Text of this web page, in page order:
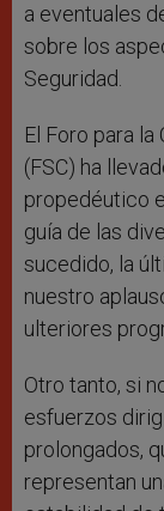
a eventuales
sobre los
Seguridad.
El Foro para
(FSC) ha
propedéutico
guía de las
sucedido, la
nuestro
ulteriores
Otro tanto, si
esfuerzos
prolongados,
representan